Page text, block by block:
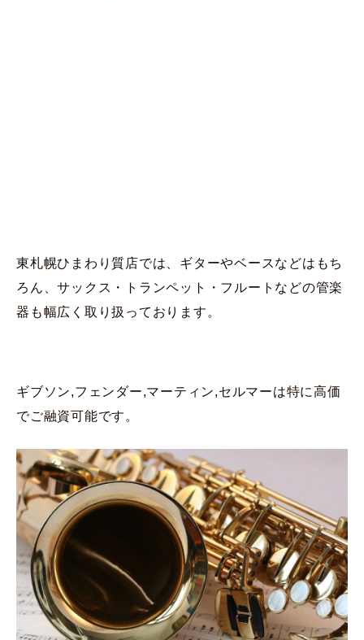
東札幌ひまわり質店では、ギターやベースなどはもち
ろん、サックス・トランペット・フルートなどの管楽
器も幅広く取り扱っております。
ギブソン,フェンダー,マーティン,セルマーは特に高価
でご融資可能です。